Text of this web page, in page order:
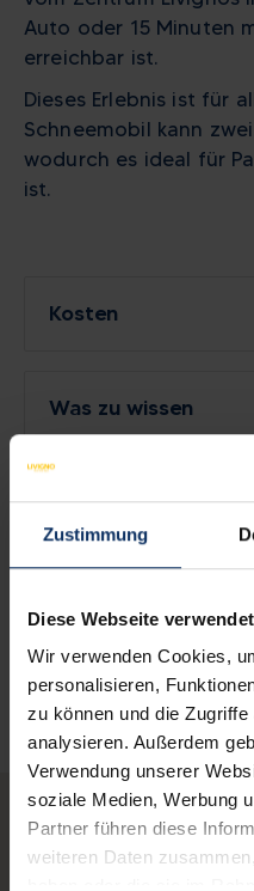
Zustimmung
Diese Webseite
Wir verwenden Cookies,
personalisieren,
zu können und die
analysieren. Außerdem
Verwendung unserer
soziale Medien, Werbung
Partner führen diese
weiteren Daten
Auto oder 15 Minuten
erreichbar ist.
Dieses Erlebnis ist für
Schneemobil kann
wodurch es ideal für
ist.
Kosten
Was zu wissen
mail
Whatsapp
+39 335
Andere